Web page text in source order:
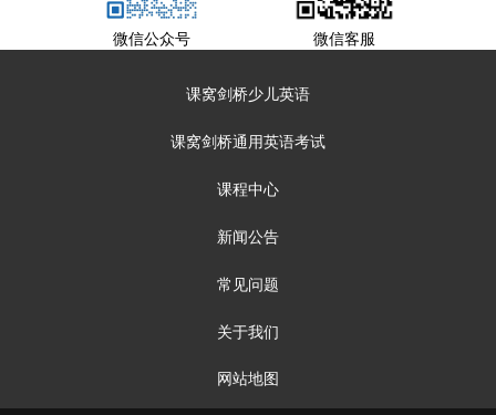
微信公众号 微信客服
课窝剑桥少儿英语
课窝剑桥通用英语考试
课程中心
新闻公告
常见问题
关于我们
网站地图